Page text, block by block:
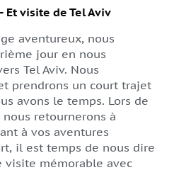
Et visite de Tel Aviv
aventureux, nous
jour en nous
Tel Aviv. Nous
prendrons un court trajet
avons le temps. Lors de
retournerons à
à vos aventures
il est temps de nous dire
visite mémorable avec